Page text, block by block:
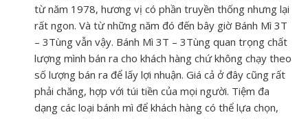
từ năm 1978, hương vị có phần truyền thống nhưng lại
rất ngon. Và từ những năm đó đến bây giờ Bánh Mì 3T
– 3Tùng vẫn vậy. Bánh Mì 3T – 3Tùng quan trọng chất
lượng mình bán ra cho khách hàng chứ không chạy theo
số lượng bán ra để lấy lợi nhuận. Giá cả ở đây cũng rất
phải chăng, hợp với túi tiền của mọi người. Tiệm đa
dạng các loại bánh mì để khách hàng có thể lựa chọn,